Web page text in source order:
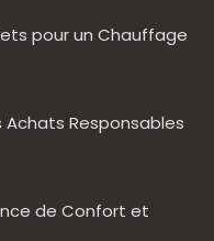
pour un Chauffage
Achats Responsables
de Confort et